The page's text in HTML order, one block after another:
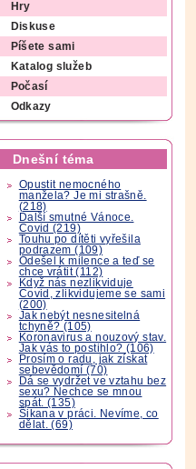
Hry
Diskuse
Píšete sami
Katalog služeb
Počasí
Odkazy
Dnešní téma
Opustit nemocného
manžela? Je mi strašně.
(218)
Další smutné Vánoce.
Covid (219)
Touhu po dítěti vyřešila
podrazem (109)
Odešel k milence a teď se
chce vrátit (112)
Když nás nezlikviduje
Covid, zlikvidujeme se sami
(200)
Jak nebýt nesnesitelná
tchyně? (105)
Koronavirus a nouzový stav.
Jak vás to postihlo? (106)
Prosím o radu, jak získat
sebevědomí (70)
Dá se vydržet ve vztahu bez
sexu? Nechce se mnou
spát. (135)
Šikana v práci. Nevíme, co
dělat. (69)